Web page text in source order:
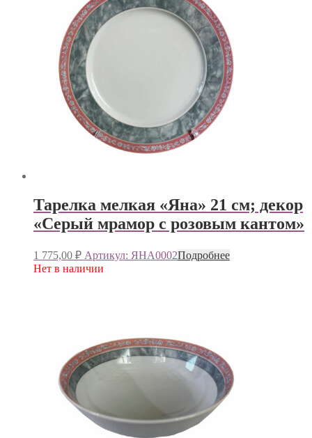
Тарелка мелкая «Яна» 21 см; декор
«Серый мрамор с розовым кантом»
1 775,00 ₽ Артикул: ЯНА0002Подробнее
Нет в наличии